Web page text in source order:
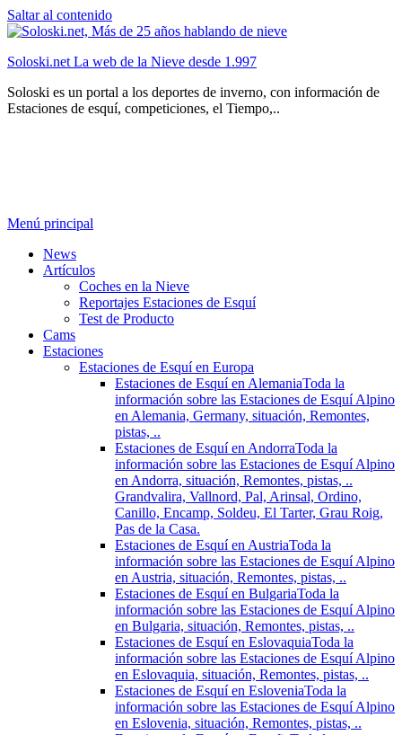
Saltar al contenido
Soloski.net La web de la Nieve desde 1.997
Soloski es un portal a los deportes de inverno, con información de
Estaciones de esquí, competiciones, el Tiempo,..
Menú principal
News
Artículos
Coches en la Nieve
Reportajes Estaciones de Esquí
Test de Producto
Cams
Estaciones
Estaciones de Esquí en Europa
Estaciones de Esquí en AlemaniaToda la
información sobre las Estaciones de Esquí Alpino
en Alemania, Germany, situación, Remontes,
pistas, ..
Estaciones de Esquí en AndorraToda la
información sobre las Estaciones de Esquí Alpino
en Andorra, situación, Remontes, pistas, ..
Grandvalira, Vallnord, Pal, Arinsal, Ordino,
Canillo, Encamp, Soldeu, El Tarter, Grau Roig,
Pas de la Casa.
Estaciones de Esquí en AustriaToda la
información sobre las Estaciones de Esquí Alpino
en Austria, situación, Remontes, pistas, ..
Estaciones de Esquí en BulgariaToda la
información sobre las Estaciones de Esquí Alpino
en Bulgaria, situación, Remontes, pistas, ..
Estaciones de Esquí en EslovaquiaToda la
información sobre las Estaciones de Esquí Alpino
en Eslovaquia, situación, Remontes, pistas, ..
Estaciones de Esquí en EsloveniaToda la
información sobre las Estaciones de Esquí Alpino
en Eslovenia, situación, Remontes, pistas, ..